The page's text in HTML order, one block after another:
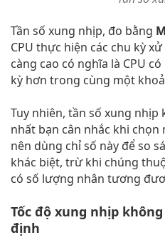
Tần số xung nhịp, đo bằng
CPU thực hiện các chu kỳ
càng cao có nghĩa là CPU
kỳ hơn trong cùng một
Tuy nhiên, tần số xung nhịp
nhất bạn cân nhắc khi chọn
nên dùng chỉ số này để so
khác biệt, trừ khi chúng
có số lượng nhân tương
Tốc độ xung nhịp
định